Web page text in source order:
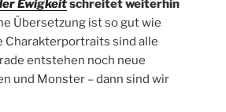
Ewigkeitschreitet weiterhin
Übersetzung ist so gut wie
Charakterportraits sind alle
entstehen noch neue
und Monster – dann sind wir